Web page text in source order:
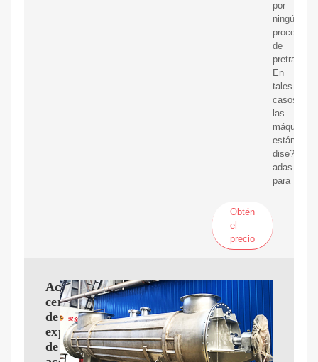
por
ningún
proceso
de
En
tales
casos,
las
máquinas
están
dise?
adas
para
Obtén
el
precio
Aceite
centrífugo
de
expulsor
de